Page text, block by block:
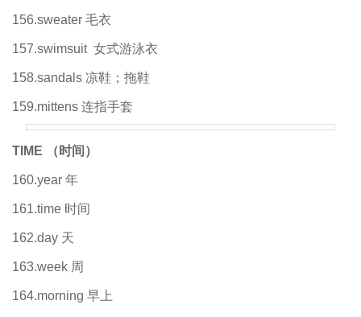
156.sweater 毛衣
157.swimsuit 女式游泳衣
158.sandals 凉鞋；拖鞋
159.mittens 连指手套
TIME （时间）
160.year 年
161.time 时间
162.day 天
163.week 周
164.morning 早上